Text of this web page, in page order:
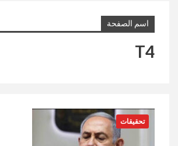
اسم الصفحة
T4
تحقيقات